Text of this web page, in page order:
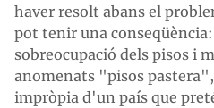
haver resolt abans el
pot tenir una
sobreocupació dels pisos i
anomenats "pisos
impròpia d'un país que